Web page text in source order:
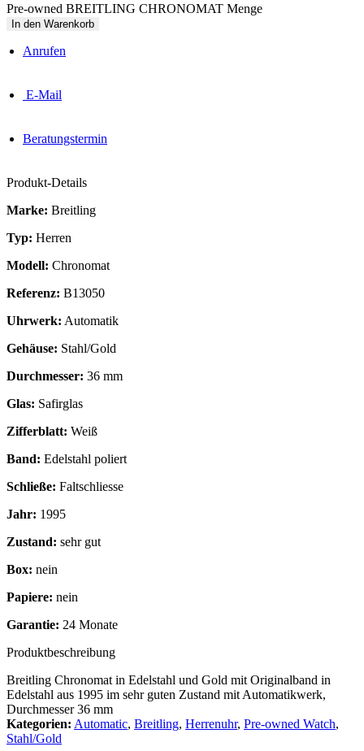
Pre-owned BREITLING CHRONOMAT Menge
In den Warenkorb
Anrufen
E-Mail
Beratungstermin
Produkt-Details
Marke: Breitling
Typ: Herren
Modell: Chronomat
Referenz: B13050
Uhrwerk: Automatik
Gehäuse: Stahl/Gold
Durchmesser: 36 mm
Glas: Safirglas
Zifferblatt: Weiß
Band: Edelstahl poliert
Schließe: Faltschliesse
Jahr: 1995
Zustand: sehr gut
Box: nein
Papiere: nein
Garantie: 24 Monate
Produktbeschreibung
Breitling Chronomat in Edelstahl und Gold mit Originalband in
Edelstahl aus 1995 im sehr guten Zustand mit Automatikwerk,
Durchmesser 36 mm
Kategorien: Automatic, Breitling, Herrenuhr, Pre-owned Watch,
Stahl/Gold